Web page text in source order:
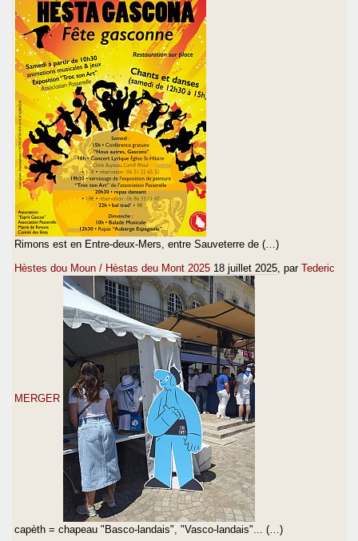
Rimons est en Entre-deux-Mers, entre Sauveterre de (…)
Hèstes dou Moun / Hèstas deu Mont 2025 18 juillet 2025 , par Tederic
MERGER
capèth = chapeau "Basco-landais", "Vasco-landais"... (…)